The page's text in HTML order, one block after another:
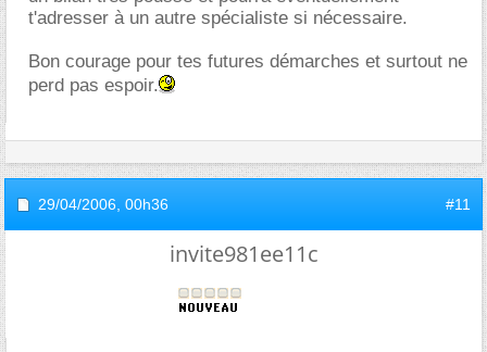
t'adresser à un autre spécialiste si nécessaire.
Bon courage pour tes futures démarches et surtout ne
perd pas espoir.
29/04/2006, 00h36 #11
invite981ee11c